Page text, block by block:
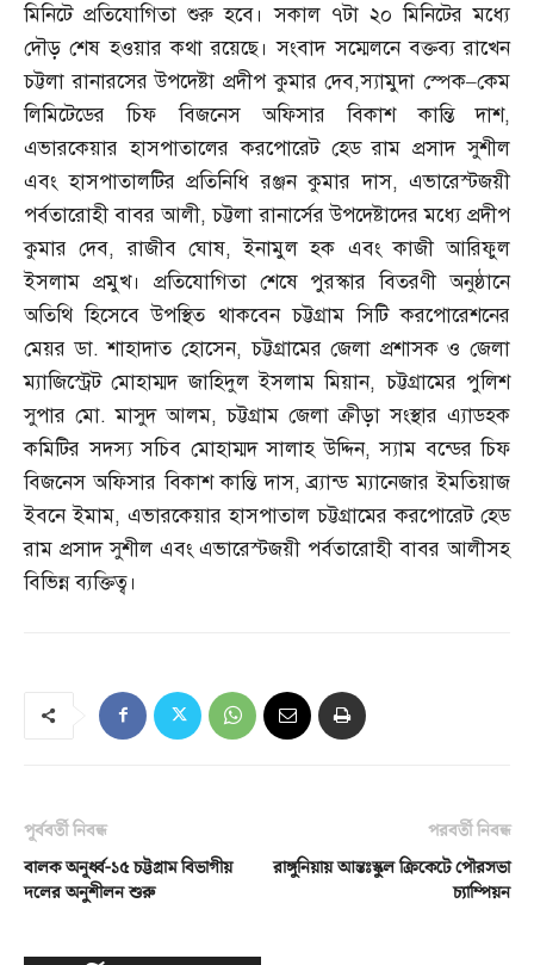
মিনিটে প্রতিযোগিতা শুরু হবে। সকাল ৭টা ২০ মিনিটের মধ্যে
দৌড় শেষ হওয়ার কথা রয়েছে। সংবাদ সম্মেলনে বক্তব্য রাখেন
চট্টলা রানারসের উপদেষ্টা প্রদীপ কুমার দেব,স্যামুদা স্পেক–কেম
লিমিটেডের চিফ বিজনেস অফিসার বিকাশ কান্তি দাশ,
এভারকেয়ার হাসপাতালের করপোরেট হেড রাম প্রসাদ সুশীল
এবং হাসপাতালটির প্রতিনিধি রঞ্জন কুমার দাস, এভারেস্টজয়ী
পর্বতারোহী বাবর আলী,চট্টলা রানার্সের উপদেষ্টাদের মধ্যে প্রদীপ
কুমার দেব,রাজীব ঘোষ,ইনামুল হক এবং কাজী আরিফুল
ইসলাম প্রমুখ। প্রতিযোগিতা শেষে পুরস্কার বিতরণী অনুষ্ঠানে
অতিথি হিসেবে উপস্থিত থাকবেন চট্টগ্রাম সিটি করপোরেশনের
মেয়র ডা.শাহাদাত হোসেন,চট্টগ্রামের জেলা প্রশাসক ও জেলা
ম্যাজিস্ট্রেট মোহাম্মদ জাহিদুল ইসলাম মিয়ান,চট্টগ্রামের পুলিশ
সুপার মো.মাসুদ আলম,চট্টগ্রাম জেলা ক্রীড়া সংস্থার এ্যাডহক
কমিটির সদস্য সচিব মোহাম্মদ সালাহ উদ্দিন,স্যাম বন্ডের চিফ
বিজনেস অফিসার বিকাশ কান্তি দাস,ব্র্যান্ড ম্যানেজার ইমতিয়াজ
ইবনে ইমাম, এভারকেয়ার হাসপাতাল চট্টগ্রামের করপোরেট হেড
রাম প্রসাদ সুশীল এবং এভারেস্টজয়ী পর্বতারোহী বাবর আলীসহ
বিভিন্ন ব্যক্তিত্ব।
পূর্ববর্তী নিবন্ধ
বালক অনূর্ধ্ব-১৫ চট্টগ্রাম বিভাগীয়
দলের অনুশীলন শুরু
পরবর্তী নিবন্ধ
রাঙ্গুনিয়ায় আন্তঃস্কুল ক্রিকেটে পৌরসভা
চ্যাম্পিয়ন